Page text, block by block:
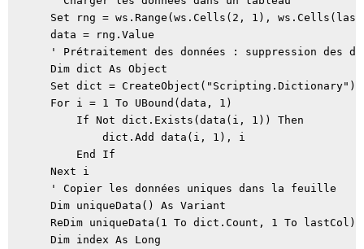
Set rng = ws.Range(ws.Cells(2, 1),
    data = rng.Value
' Prétraitement des données : suppression des
    Dim dict As Object
    Set dict = CreateObject("Scripting.Dictionary")
    For i = 1 To UBound(data, 1)
        If Not dict.Exists(data(i, 1)) Then
            dict.Add data(i, 1), i
        End If
    Next i
    ' Copier les données uniques dans la feuille
    Dim uniqueData() As Variant
    ReDim uniqueData(1 To dict.Count, 1 To lastCol)
    Dim index As Long